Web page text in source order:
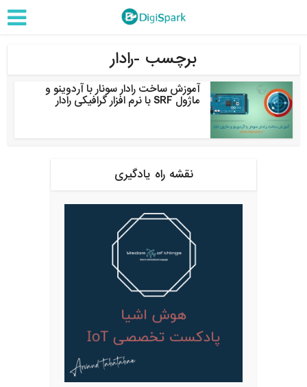
برچسب -رادار
آموزش ساخت رادار سونار با آردوینو و
ماژول SRF با نرم افزار گرافیکی رادار
نقشه راه یادگیری